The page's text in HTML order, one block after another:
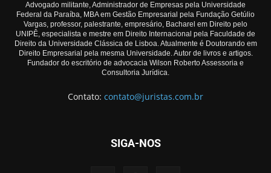
Advogado militante, Administrador de Empresas pela Universidade
Federal da Paraíba, MBA em Gestão Empresarial pela Fundação Getúlio
Vargas, professor, palestrante, empresário, Bacharel em Direito pelo
UNIPÊ, especialista e mestre em Direito Internacional pela Faculdade de
Direito da Universidade Clássica de Lisboa. Atualmente é Doutorando em
Direito Empresarial pela mesma Universidade. Autor de livros e artigos.
Fundador do escritório de advocacia Wilson Roberto Assessoria e
Consultoria Jurídica.
Contato: contato@juristas.com.br
SIGA-NOS